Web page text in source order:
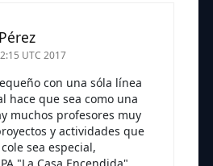
UTC 2017
con una sóla línea
hace que sea como una
muchos profesores muy
y actividades que
sea especial,